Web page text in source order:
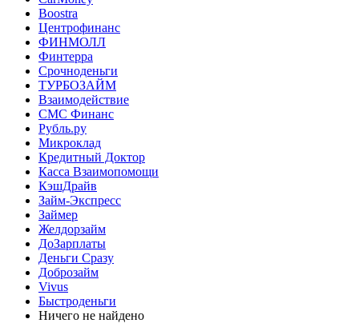
Boostra
Центрофинанс
ФИНМОЛЛ
Финтерра
Срочноденьги
ТУРБОЗАЙМ
Взаимодействие
СМС Финанс
Рубль.ру
Микроклад
Кредитный Доктор
Касса Взаимопомощи
КэшДрайв
Займ-Экспресс
Займер
Желдорзайм
ДоЗарплаты
Деньги Сразу
Доброзайм
Vivus
Быстроденьги
Ничего не найдено